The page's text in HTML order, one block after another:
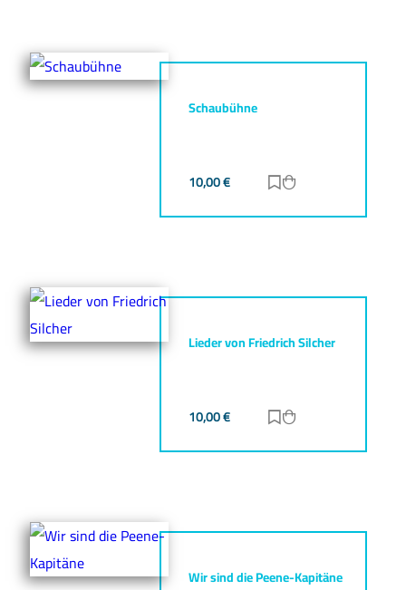
Schaubühne
10,00€ Zur Merkliste
Lieder von Friedrich Silcher
10,00€ Zur Merkliste
Wir sind die Peene-Kapitäne